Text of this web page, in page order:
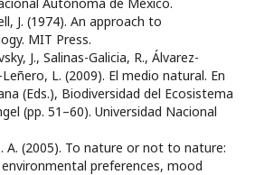
J. (1974). An approach to
MIT Press.
J., Salinas-Galicia, R., Álvarez-
L. (2009). El medio natural. En
(Eds.), Biodiversidad del Ecosistema
(pp. 51–60). Universidad Nacional
A. (2005). To nature or not to nature:
preferences, mood